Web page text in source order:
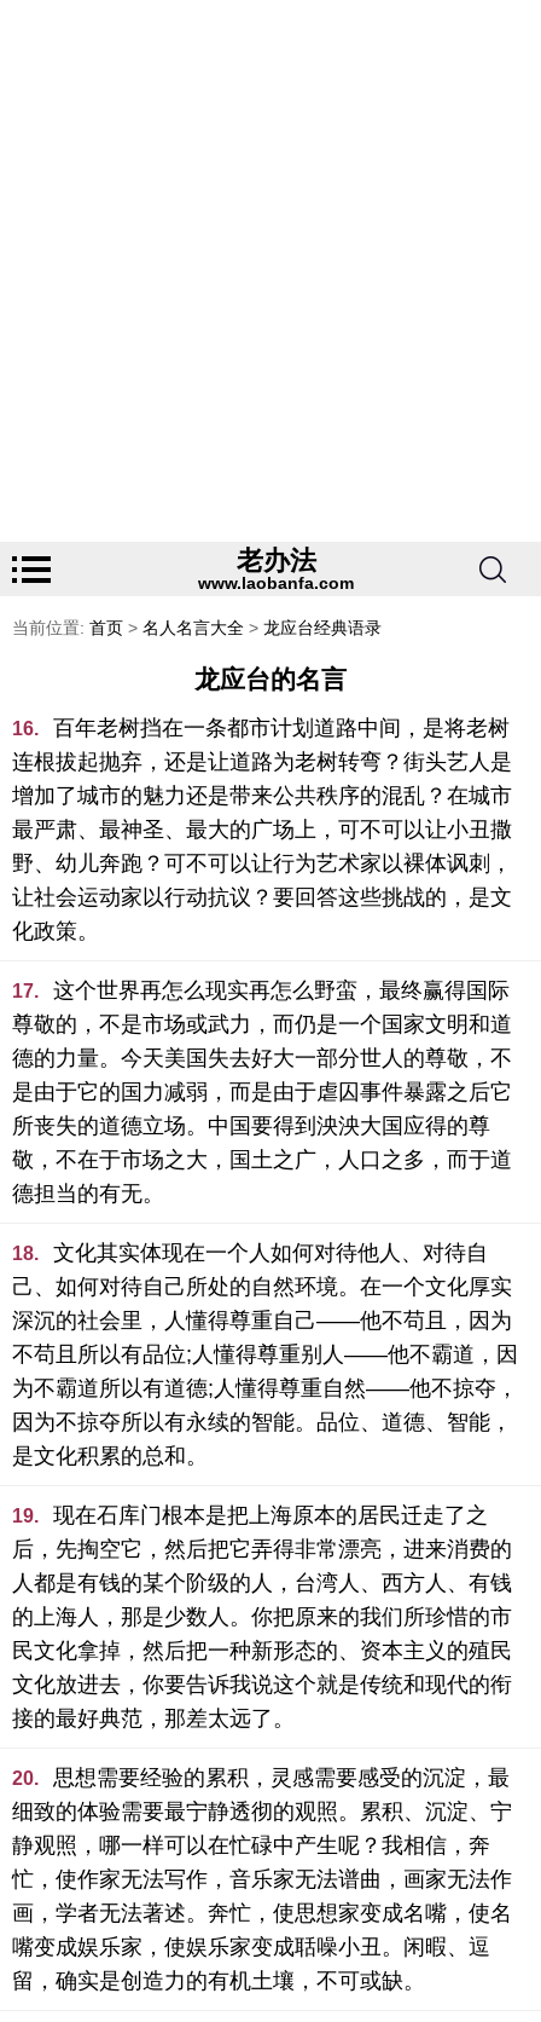
老办法
www.laobanfa.com
当前位置: 首页 > 名人名言大全 > 龙应台经典语录
龙应台的名言
16.
百年老树挡在一条都市计划道路中间，是将老树
连根拔起抛弃，还是让道路为老树转弯？街头艺人是
增加了城市的魅力还是带来公共秩序的混乱？在城市
最严肃、最神圣、最大的广场上，可不可以让小丑撒
野、幼儿奔跑？可不可以让行为艺术家以裸体讽刺，
让社会运动家以行动抗议？要回答这些挑战的，是文
化政策。
17.
这个世界再怎么现实再怎么野蛮，最终赢得国际
尊敬的，不是市场或武力，而仍是一个国家文明和道
德的力量。今天美国失去好大一部分世人的尊敬，不
是由于它的国力减弱，而是由于虐囚事件暴露之后它
所丧失的道德立场。中国要得到泱泱大国应得的尊
敬，不在于市场之大，国土之广，人口之多，而于道
德担当的有无。
18.
文化其实体现在一个人如何对待他人、对待自
己、如何对待自己所处的自然环境。在一个文化厚实
深沉的社会里，人懂得尊重自己――他不苟且，因为
不苟且所以有品位;人懂得尊重别人――他不霸道，因
为不霸道所以有道德;人懂得尊重自然――他不掠夺，
因为不掠夺所以有永续的智能。品位、道德、智能，
是文化积累的总和。
19.
现在石库门根本是把上海原本的居民迁走了之
后，先掏空它，然后把它弄得非常漂亮，进来消费的
人都是有钱的某个阶级的人，台湾人、西方人、有钱
的上海人，那是少数人。你把原来的我们所珍惜的市
民文化拿掉，然后把一种新形态的、资本主义的殖民
文化放进去，你要告诉我说这个就是传统和现代的衔
接的最好典范，那差太远了。
20.
思想需要经验的累积，灵感需要感受的沉淀，最
细致的体验需要最宁静透彻的观照。累积、沉淀、宁
静观照，哪一样可以在忙碌中产生呢？我相信，奔
忙，使作家无法写作，音乐家无法谱曲，画家无法作
画，学者无法著述。奔忙，使思想家变成名嘴，使名
嘴变成娱乐家，使娱乐家变成聒噪小丑。闲暇、逗
留，确实是创造力的有机土壤，不可或缺。